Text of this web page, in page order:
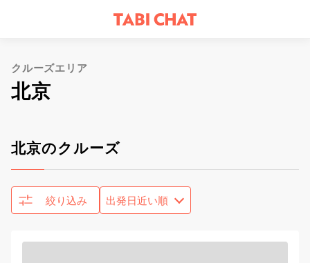
クルーズエリア
北京
北京のクルーズ
絞り込み